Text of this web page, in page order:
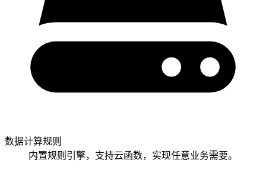
数据计算规则
内置规则引擎，支持云函数，实现任意业务需要。